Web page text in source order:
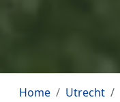
Home Utrecht